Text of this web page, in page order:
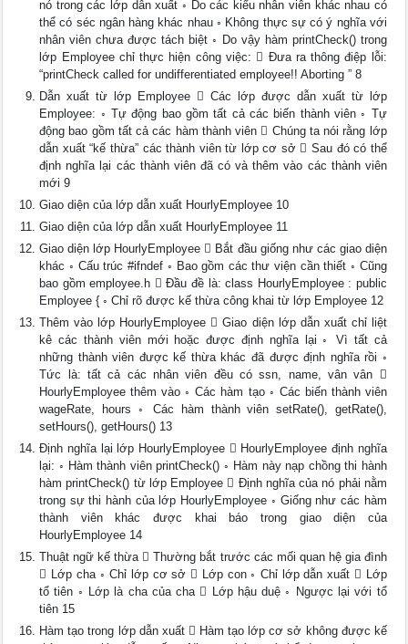
nó trong các lớp dẫn xuất ◦ Do các kiểu nhân viên khác nhau có
thể có séc ngân hàng khác nhau ◦ Không thực sự có ý nghĩa với
nhân viên chưa được tách biệt ◦ Do vậy hàm printCheck() trong
lớp Employee chỉ thực hiện công việc:  Đưa ra thông điệp lỗi:
“printCheck called for undifferentiated employee!! Aborting ” 8
Dẫn xuất từ lớp Employee  Các lớp được dẫn xuất từ lớp
Employee: ◦ Tự động bao gồm tất cả các biến thành viên ◦ Tự
động bao gồm tất cả các hàm thành viên  Chúng ta nói rằng lớp
dẫn xuất “kế thừa” các thành viên từ lớp cơ sở  Sau đó có thể
định nghĩa lại các thành viên đã có và thêm vào các thành viên
mới 9
Giao diện của lớp dẫn xuất HourlyEmployee 10
Giao diện của lớp dẫn xuất HourlyEmployee 11
Giao diện lớp HourlyEmployee  Bắt đầu giống như các giao diện
khác ◦ Cấu trúc #ifndef ◦ Bao gồm các thư viện cần thiết ◦ Cũng
bao gồm employee.h  Đầu đề là: class HourlyEmployee : public
Employee { ◦ Chỉ rõ được kế thừa công khai từ lớp Employee 12
Thêm vào lớp HourlyEmployee  Giao diện lớp dẫn xuất chỉ liệt
kê các thành viên mới hoặc được định nghĩa lại ◦ Vì tất cả
những thành viên được kế thừa khác đã được định nghĩa rồi ◦
Tức là: tất cả các nhân viên đều có ssn, name, vân vân 
HourlyEmployee thêm vào ◦ Các hàm tạo ◦ Các biến thành viên
wageRate, hours ◦ Các hàm thành viên setRate(), getRate(),
setHours(), getHours() 13
Định nghĩa lại lớp HourlyEmployee  HourlyEmployee định nghĩa
lại: ◦ Hàm thành viên printCheck() ◦ Hàm này nạp chồng thi hành
hàm printCheck() từ lớp Employee  Định nghĩa của nó phải nằm
trong sự thi hành của lớp HourlyEmployee ◦ Giống như các hàm
thành viên khác được khai báo trong giao diện của
HourlyEmployee 14
Thuật ngữ kế thừa  Thường bắt trước các mối quan hệ gia đình
 Lớp cha ◦ Chỉ lớp cơ sở  Lớp con ◦ Chỉ lớp dẫn xuất  Lớp
tổ tiên ◦ Lớp là cha của cha  Lớp hậu duệ ◦ Ngược lại với tổ
tiên 15
Hàm tạo trong lớp dẫn xuất  Hàm tạo lớp cơ sở không được kế